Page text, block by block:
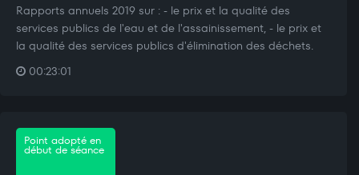
Rapports annuels 2019 sur : - le prix et la qualité des
services publics de l'eau et de l'assainissement, - le prix et
la qualité des services publics d'élimination des déchets.
00:23:01
Point adopté en
début de séance